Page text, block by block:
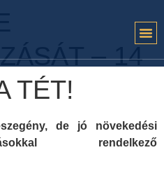
– 14
TÉT!
de jó növekedési
rendelkező